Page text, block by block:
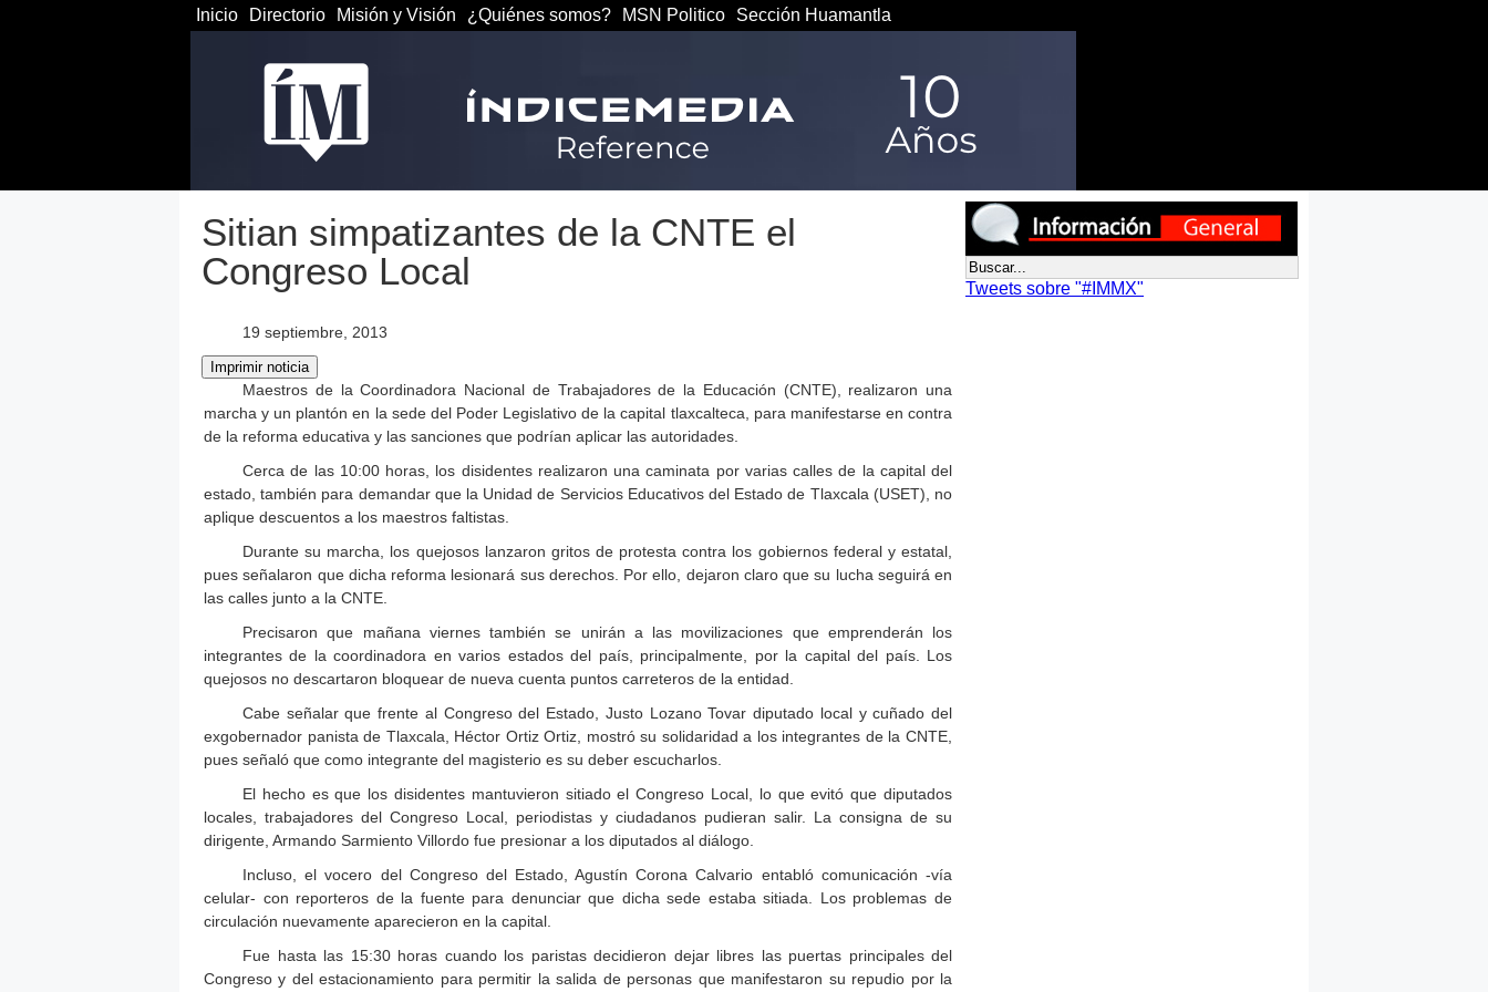
Inicio Directorio Misión y Visión ¿Quiénes somos? MSN Politico Sección Huamantla
Sitian simpatizantes de la CNTE el
Congreso Local
19 septiembre, 2013
Maestros de la Coordinadora Nacional de Trabajadores de la Educación (CNTE), realizaron una
marcha y un plantón en la sede del Poder Legislativo de la capital tlaxcalteca, para manifestarse en contra
de la reforma educativa y las sanciones que podrían aplicar las autoridades.
Cerca de las 10:00 horas, los disidentes realizaron una caminata por varias calles de la capital del
estado, también para demandar que la Unidad de Servicios Educativos del Estado de Tlaxcala (USET), no
aplique descuentos a los maestros faltistas.
Durante su marcha, los quejosos lanzaron gritos de protesta contra los gobiernos federal y estatal,
pues señalaron que dicha reforma lesionará sus derechos. Por ello, dejaron claro que su lucha seguirá en
las calles junto a la CNTE.
Precisaron que mañana viernes también se unirán a las movilizaciones que emprenderán los
integrantes de la coordinadora en varios estados del país, principalmente, por la capital del país. Los
quejosos no descartaron bloquear de nueva cuenta puntos carreteros de la entidad.
Cabe señalar que frente al Congreso del Estado, Justo Lozano Tovar diputado local y cuñado del
exgobernador panista de Tlaxcala, Héctor Ortiz Ortiz, mostró su solidaridad a los integrantes de la CNTE,
pues señaló que como integrante del magisterio es su deber escucharlos.
El hecho es que los disidentes mantuvieron sitiado el Congreso Local, lo que evitó que diputados
locales, trabajadores del Congreso Local, periodistas y ciudadanos pudieran salir. La consigna de su
dirigente, Armando Sarmiento Villordo fue presionar a los diputados al diálogo.
Incluso, el vocero del Congreso del Estado, Agustín Corona Calvario entabló comunicación -vía
celular- con reporteros de la fuente para denunciar que dicha sede estaba sitiada. Los problemas de
circulación nuevamente aparecieron en la capital.
Fue hasta las 15:30 horas cuando los paristas decidieron dejar libres las puertas principales del
Congreso y del estacionamiento para permitir la salida de personas que manifestaron su repudio por la
Tweets sobre "#IMMX"